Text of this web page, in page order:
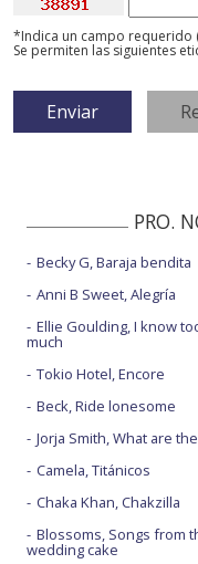
*Indica un campo requerido
Se permiten las siguientes
PRO.
Becky G, Baraja bendita
Anni B Sweet, Alegría
Ellie Goulding, I know
much
Tokio Hotel, Encore
Beck, Ride lonesome
Jorja Smith, What are
Camela, Titánicos
Chaka Khan, Chakzilla
Blossoms, Songs from
wedding cake